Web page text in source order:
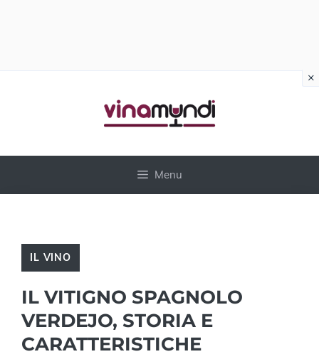
Menu
IL VINO
IL VITIGNO SPAGNOLO
VERDEJO, STORIA E
CARATTERISTICHE
×